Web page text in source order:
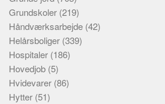
Grundskoler (219)
Håndværksarbejde (42)
Helårsboliger (339)
Hospitaler (186)
Hovedjob (5)
Hvidevarer (86)
Hytter (51)